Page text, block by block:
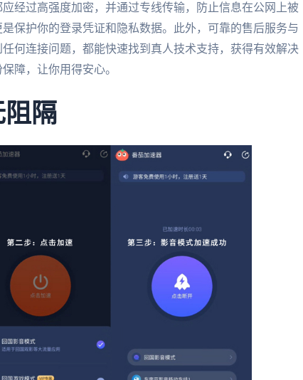
经过高强度加密，并通过专线传输，防止信息在公网上被
保护你的登录凭证和隐私数据。此外，可靠的售后服务与
何连接问题，都能快速找到真人技术支持，获得有效解决
障，让你用得安心。
阻隔